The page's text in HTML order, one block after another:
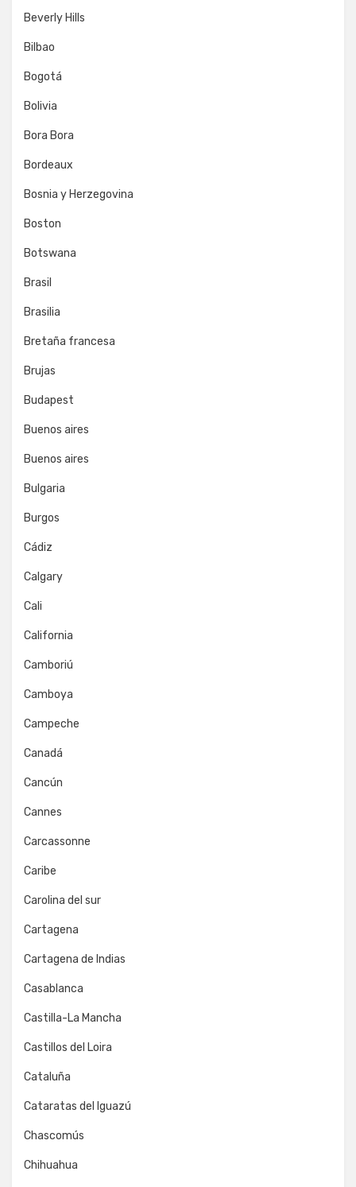
Beverly Hills
Bilbao
Bogotá
Bolivia
Bora Bora
Bordeaux
Bosnia y Herzegovina
Boston
Botswana
Brasil
Brasilia
Bretaña francesa
Brujas
Budapest
Buenos aires
Buenos aires
Bulgaria
Burgos
Cádiz
Calgary
Cali
California
Camboriú
Camboya
Campeche
Canadá
Cancún
Cannes
Carcassonne
Caribe
Carolina del sur
Cartagena
Cartagena de Indias
Casablanca
Castilla-La Mancha
Castillos del Loira
Cataluña
Cataratas del Iguazú
Chascomús
Chihuahua